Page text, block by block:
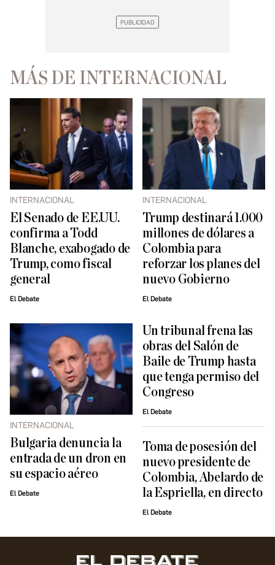
MÁS DE INTERNACIONAL
INTERNACIONAL
El Senado de EE.UU.
confirma a Todd
Blanche, exabogado de
Trump, como fiscal
general
El Debate
INTERNACIONAL
Trump destinará 1.000
millones de dólares a
Colombia para
reforzar los planes del
nuevo Gobierno
El Debate
INTERNACIONAL
Bulgaria denuncia la
entrada de un dron en
su espacio aéreo
El Debate
Un tribunal frena las
obras del Salón de
Baile de Trump hasta
que tenga permiso del
Congreso
El Debate
Toma de posesión del
nuevo presidente de
Colombia, Abelardo de
la Espriella, en directo
El Debate